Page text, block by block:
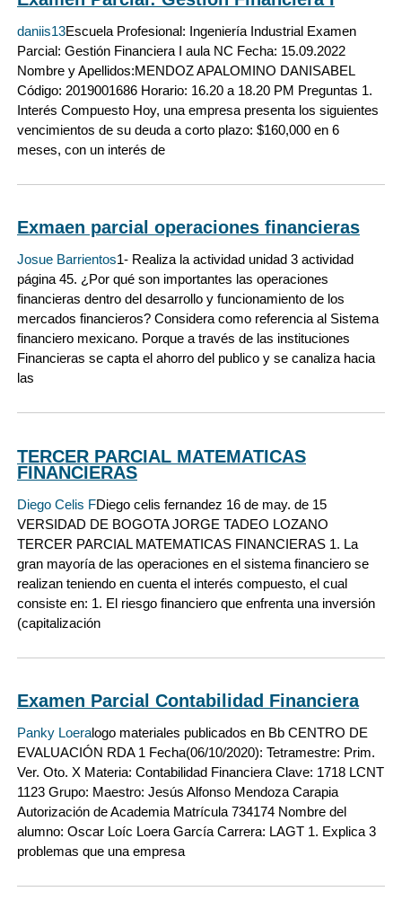
daniis13Escuela Profesional: Ingeniería Industrial Examen
Parcial: Gestión Financiera I aula NC Fecha: 15.09.2022
Nombre y Apellidos:MENDOZ APALOMINO DANISABEL
Código: 2019001686 Horario: 16.20 a 18.20 PM Preguntas 1.
Interés Compuesto Hoy, una empresa presenta los siguientes
vencimientos de su deuda a corto plazo: $160,000 en 6
meses, con un interés de
Exmaen parcial operaciones financieras
Josue Barrientos1- Realiza la actividad unidad 3 actividad
página 45. ¿Por qué son importantes las operaciones
financieras dentro del desarrollo y funcionamiento de los
mercados financieros? Considera como referencia al Sistema
financiero mexicano. Porque a través de las instituciones
Financieras se capta el ahorro del publico y se canaliza hacia
las
TERCER PARCIAL MATEMATICAS
FINANCIERAS
Diego Celis FDiego celis fernandez 16 de may. de 15
VERSIDAD DE BOGOTA JORGE TADEO LOZANO
TERCER PARCIAL MATEMATICAS FINANCIERAS 1. La
gran mayoría de las operaciones en el sistema financiero se
realizan teniendo en cuenta el interés compuesto, el cual
consiste en: 1. El riesgo financiero que enfrenta una inversión
(capitalización
Examen Parcial Contabilidad Financiera
Panky Loeralogo materiales publicados en Bb CENTRO DE
EVALUACIÓN RDA 1 Fecha(06/10/2020): Tetramestre: Prim.
Ver. Oto. X Materia: Contabilidad Financiera Clave: 1718 LCNT
1123 Grupo: Maestro: Jesús Alfonso Mendoza Carapia
Autorización de Academia Matrícula 734174 Nombre del
alumno: Oscar Loíc Loera García Carrera: LAGT 1. Explica 3
problemas que una empresa